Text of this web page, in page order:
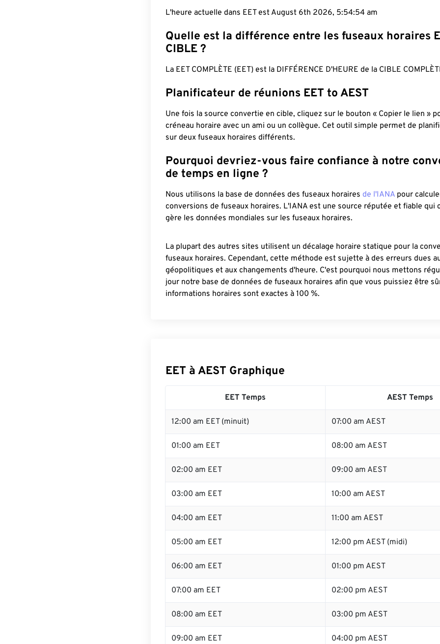
L'heure actuelle dans EET est August 6th 2026, 5:54:55 am
Quelle est la différence entre les fuseaux horaires
CIBLE ?
La EET COMPLÈTE (EET) est la DIFFÉRENCE D'HEURE de la CIBLE
Planificateur de réunions EET to AEST
Une fois la source convertie en cible, cliquez sur le bouton « Copier le lien »
créneau horaire avec un ami ou un collègue. Cet outil simple permet de
sur deux fuseaux horaires différents.
Pourquoi devriez-vous faire confiance à notre
de temps en ligne ?
Nous utilisons la base de données des fuseaux horaires de l'IANA pour
conversions de fuseaux horaires. L'IANA est une source réputée et fiable qui
gère les données mondiales sur les fuseaux horaires.
La plupart des autres sites utilisent un décalage horaire statique pour la
fuseaux horaires. Cependant, cette méthode est sujette à des erreurs dues
géopolitiques et aux changements d'heure. C'est pourquoi nous mettons
jour notre base de données de fuseaux horaires afin que vous puissiez être
informations horaires sont exactes à 100 %.
EET à AEST Graphique
EET Temps AEST Temps
12:00 am EET (minuit) 07:00 am AEST
01:00 am EET 08:00 am AEST
02:00 am EET 09:00 am AEST
03:00 am EET 10:00 am AEST
04:00 am EET 11:00 am AEST
05:00 am EET 12:00 pm AEST (midi)
06:00 am EET 01:00 pm AEST
07:00 am EET 02:00 pm AEST
08:00 am EET 03:00 pm AEST
09:00 am EET 04:00 pm AEST